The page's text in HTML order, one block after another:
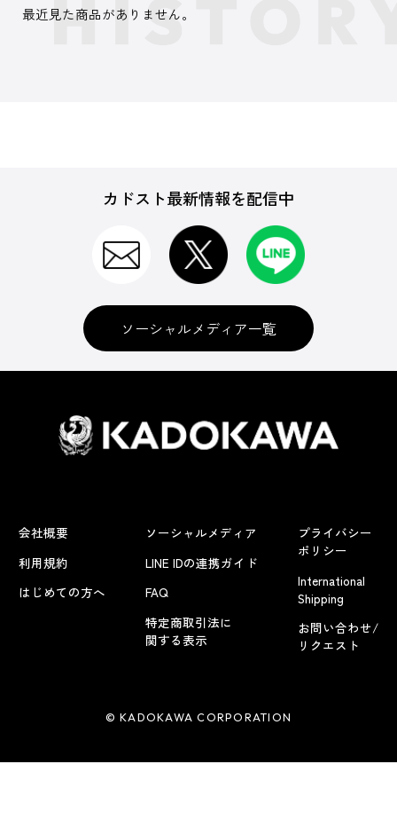
最近見た商品がありません。
カドスト最新情報を配信中
ソーシャルメディア一覧
会社概要
利用規約
はじめての方へ
ソーシャルメディア
LINE IDの連携ガイド
FAQ
特定商取引法に
関する表示
プライバシー
ポリシー
International
Shipping
お問い合わせ/
リクエスト
© KADOKAWA CORPORATION